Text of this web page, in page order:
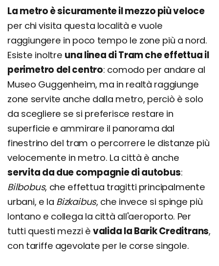
La metro è sicuramente il mezzo più veloce
per chi visita questa località e vuole
raggiungere in poco tempo le zone più a nord.
Esiste inoltre una linea di Tram che effettua il
perimetro del centro: comodo per andare al
Museo Guggenheim, ma in realtà raggiunge
zone servite anche dalla metro, perciò è solo
da scegliere se si preferisce restare in
superficie e ammirare il panorama dal
finestrino del tram o percorrere le distanze più
velocemente in metro. La città è anche
servita da due compagnie di autobus:
Bilbobus, che effettua tragitti principalmente
urbani, e la Bizkaibus, che invece si spinge più
lontano e collega la città all'aeroporto. Per
tutti questi mezzi è valida la Barik Creditrans,
con tariffe agevolate per le corse singole.